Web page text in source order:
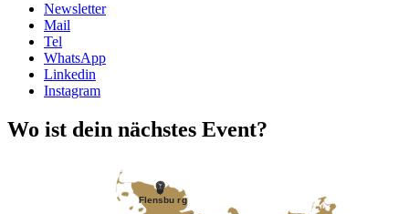
Newsletter
Mail
Tel
WhatsApp
Linkedin
Instagram
Wo ist dein nächstes Event?
Flensbu rg